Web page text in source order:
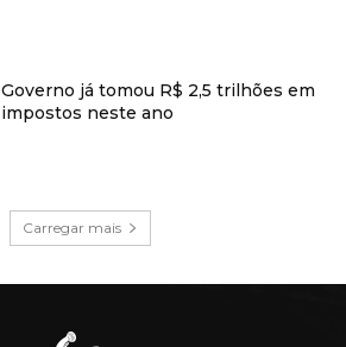
Governo já tomou R$ 2,5 trilhões em
impostos neste ano
Carregar mais